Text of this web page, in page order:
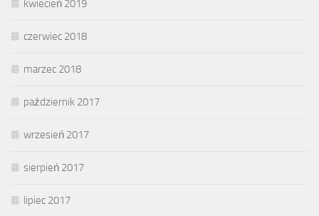
kwiecień 2019
czerwiec 2018
marzec 2018
październik 2017
wrzesień 2017
sierpień 2017
lipiec 2017